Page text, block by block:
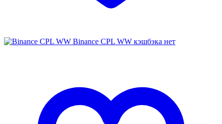
Binance CPL WW кэшбэка нет